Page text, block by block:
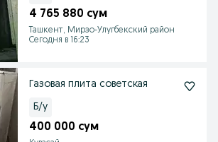
4 765 880 сум
Ташкент, Мирзо-Улугбекский район
Сегодня в 16:23
Газовая плита советская
Б/у
400 000 сум